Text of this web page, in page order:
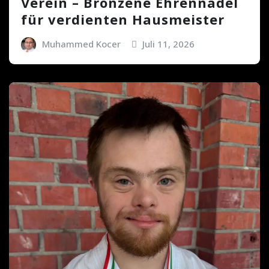
für verdienten Hausmeister
Muhammed Kocer Juli 11, 2026